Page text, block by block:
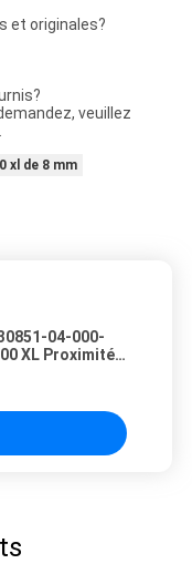
et originales?
veuillez
xl de 8 mm
04-000-
XL Proximité